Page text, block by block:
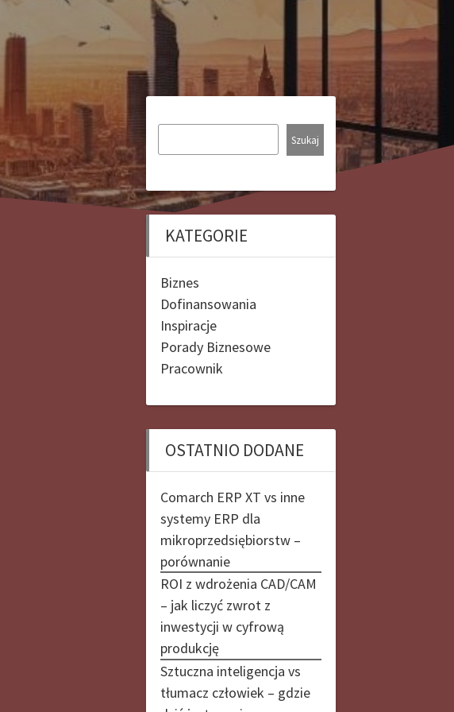
Szukaj
KATEGORIE
Biznes
Dofinansowania
Inspiracje
Porady Biznesowe
Pracownik
OSTATNIO DODANE
Comarch ERP XT vs inne
systemy ERP dla
mikroprzedsiębiorstw –
porównanie
ROI z wdrożenia CAD/CAM
– jak liczyć zwrot z
inwestycji w cyfrową
produkcję
Sztuczna inteligencja vs
tłumacz człowiek – gdzie